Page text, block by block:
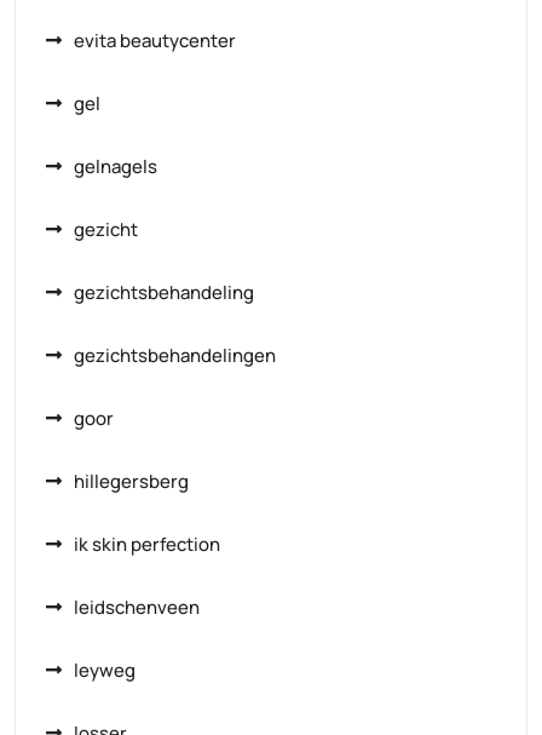
evita beautycenter
gel
gelnagels
gezicht
gezichtsbehandeling
gezichtsbehandelingen
goor
hillegersberg
ik skin perfection
leidschenveen
leyweg